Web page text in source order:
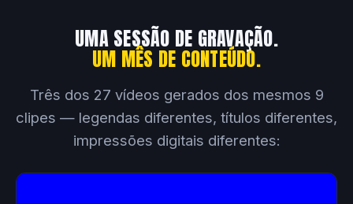
UMA SESSÃO DE GRAVAÇÃO.
UM MÊS DE CONTEÚDO.
Três dos 27 vídeos gerados dos mesmos 9
clipes — legendas diferentes, títulos diferentes,
impressões digitais diferentes: